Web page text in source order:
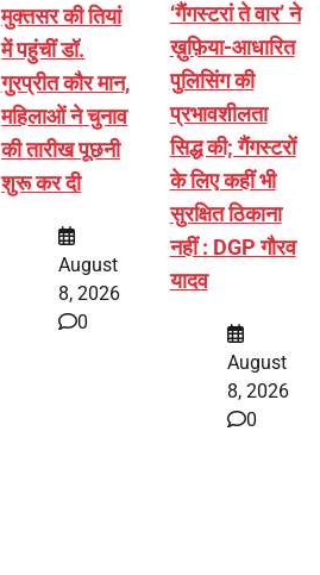
मुक्तसर की तियां
में पहुंचीं डॉ.
गुरप्रीत कौर मान,
महिलाओं ने चुनाव
की तारीख पूछनी
शुरू कर दी
August
8, 2026
0
‘गैंगस्टरां ते वार’ ने
ख़ुफ़िया-आधारित
पुलिसिंग की
प्रभावशीलता
सिद्ध की; गैंगस्टरों
के लिए कहीं भी
सुरक्षित ठिकाना
नहीं : DGP गौरव
यादव
August
8, 2026
0